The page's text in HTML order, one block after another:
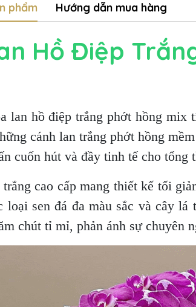
phẩm Hướng dẫn mua hàng
Hồ Điệp
lan hồ điệp trắng phớt hồng mix
cánh lan trắng phớt hồng
cuốn hút và đầy tinh tế cho tổng
trắng cao cấp mang thiết kế tối
loại sen đá đa màu sắc và cây
chút tỉ mỉ, phản ánh sự chuyên